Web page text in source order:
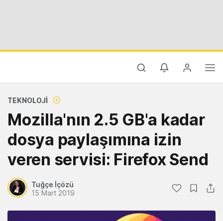
TEKNOLOJI
Mozilla'nın 2.5 GB'a kadar
dosya paylaşımına izin
veren servisi: Firefox Send
Tuğçe İçözü
15 Mart 2019